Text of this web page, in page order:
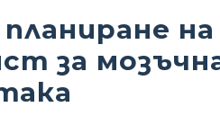
на
за